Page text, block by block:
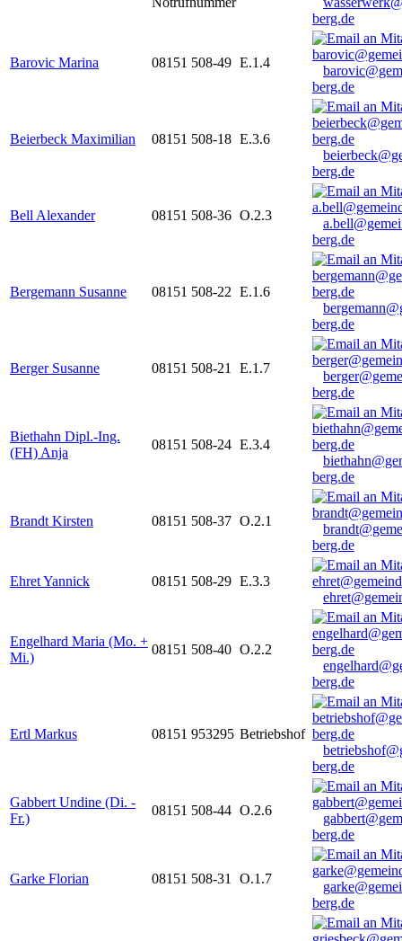
berg.de
Barovic Marina 08151 508-49 E.1.4
berg.de
Beierbeck Maximilian 08151 508-18 E.3.6
berg.de
Bell Alexander 08151 508-36 O.2.3
berg.de
Bergemann Susanne 08151 508-22 E.1.6
berg.de
Berger Susanne 08151 508-21 E.1.7
berg.de
Biethahn Dipl.-Ing.
(FH) Anja
08151 508-24 E.3.4
berg.de
Brandt Kirsten 08151 508-37 O.2.1
berg.de
Ehret Yannick 08151 508-29 E.3.3
Engelhard Maria (Mo. +
Mi.)
08151 508-40 O.2.2
berg.de
Ertl Markus 08151 953295 Betriebshof
berg.de
Gabbert Undine (Di. -
Fr.)
08151 508-44 O.2.6
berg.de
Garke Florian 08151 508-31 O.1.7
berg.de